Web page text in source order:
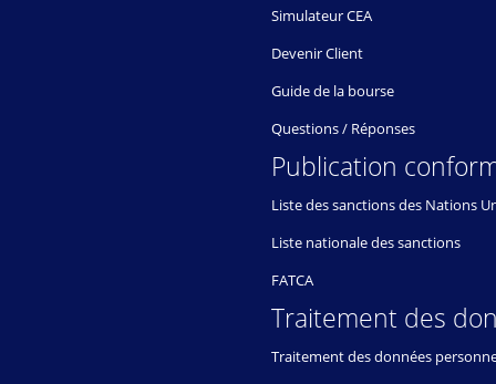
Simulateur CEA
Devenir Client
Guide de la bourse
Questions / Réponses
Publication
Liste des sanctions des Nations
Liste nationale des sanctions
FATCA
Traitement des
Traitement des données